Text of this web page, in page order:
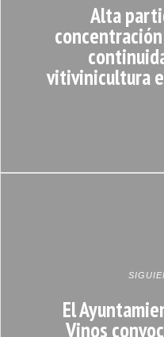
Alta
vitivinicultura
El
Vinos